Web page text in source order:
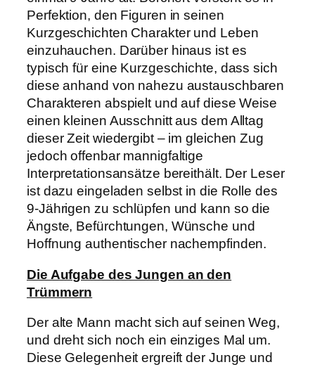
Perfektion, den Figuren in seinen
Kurzgeschichten Charakter und Leben
einzuhauchen. Darüber hinaus ist es
typisch für eine Kurzgeschichte, dass sich
diese anhand von nahezu austauschbaren
Charakteren abspielt und auf diese Weise
einen kleinen Ausschnitt aus dem Alltag
dieser Zeit wiedergibt – im gleichen Zug
jedoch offenbar mannigfaltige
Interpretationsansätze bereithält. Der Leser
ist dazu eingeladen selbst in die Rolle des
9-Jährigen zu schlüpfen und kann so die
Ängste, Befürchtungen, Wünsche und
Hoffnung authentischer nachempfinden.
Die Aufgabe des Jungen an den
Trümmern
Der alte Mann macht sich auf seinen Weg,
und dreht sich noch ein einziges Mal um.
Diese Gelegenheit ergreift der Junge und